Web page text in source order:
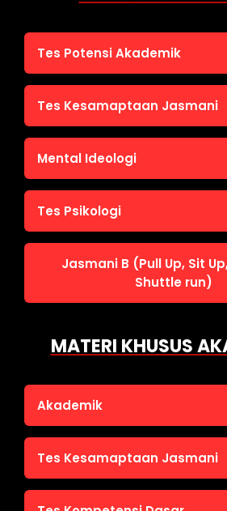
Tes Potensi Akademik
Bahasa Indonesia
Penalaran Numerik
Pengetahuan Umum
Tes Wawasan Kebangsaan
Tes Kesamaptaan Jasmani
Jasmani A (Lari 12 menit)
Mental Ideologi
Mental Ideologi
Tes Psikologi
Tes Kecerdasan
Tes Kecermatan
Tes Kepribadian
Jasmani B (Pull Up, Sit
Shuttle run)
MATERI KHUSUS
Akademik
Bahasa Indonesia
IPA
Tes Kesamaptaan Jasmani
Jasmani A (Lari 12 menit)